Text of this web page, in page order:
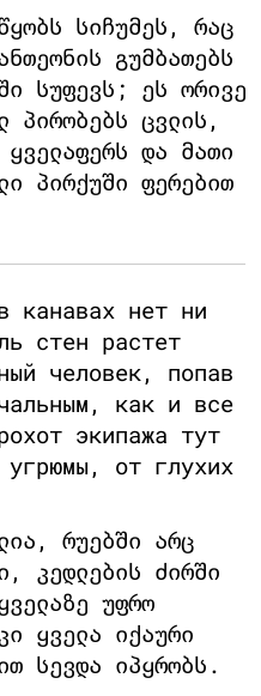
სიჩუმეს, რაც
გუმბათებს
სუფევს; ეს ორივე
პირობებს ცვლის,
და მათი
პირქუში ფერებით
канавах нет ни
стен растет
человек, попав
как и все
экипажа тут
от глухих
რუებში არც
კედლების ძირში
უფრო
ყველა იქაური
სევდა იპყრობს.